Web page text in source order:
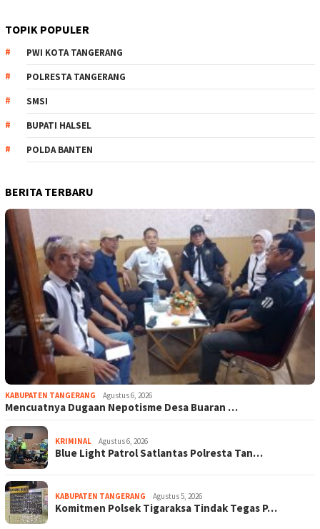
TOPIK POPULER
PWI KOTA TANGERANG
POLRESTA TANGERANG
SMSI
BUPATI HALSEL
POLDA BANTEN
BERITA TERBARU
KABUPATEN TANGERANG Agustus 6, 2026
Mencuatnya Dugaan Nepotisme Desa Buaran …
KRIMINAL Agustus 6, 2026
Blue Light Patrol Satlantas Polresta Tan…
KABUPATEN TANGERANG Agustus 5, 2026
Komitmen Polsek Tigaraksa Tindak Tegas P…